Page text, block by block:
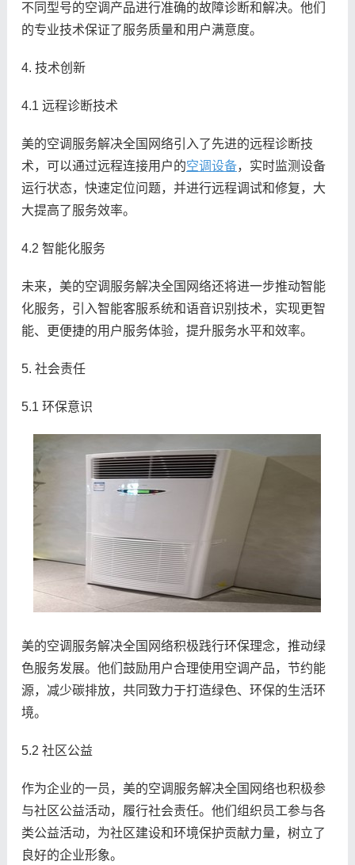
不同型号的空调产品进行准确的故障诊断和解决。他们
的专业技术保证了服务质量和用户满意度。
4. 技术创新
4.1 远程诊断技术
美的空调服务解决全国网络引入了先进的远程诊断技
术，可以通过远程连接用户的空调设备，实时监测设备
运行状态，快速定位问题，并进行远程调试和修复，大
大提高了服务效率。
4.2 智能化服务
未来，美的空调服务解决全国网络还将进一步推动智能
化服务，引入智能客服系统和语音识别技术，实现更智
能、更便捷的用户服务体验，提升服务水平和效率。
5. 社会责任
5.1 环保意识
美的空调服务解决全国网络积极践行环保理念，推动绿
色服务发展。他们鼓励用户合理使用空调产品，节约能
源，减少碳排放，共同致力于打造绿色、环保的生活环
境。
5.2 社区公益
作为企业的一员，美的空调服务解决全国网络也积极参
与社区公益活动，履行社会责任。他们组织员工参与各
类公益活动，为社区建设和环境保护贡献力量，树立了
良好的企业形象。